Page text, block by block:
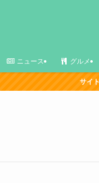
ニュース グルメ
サイト再構築の